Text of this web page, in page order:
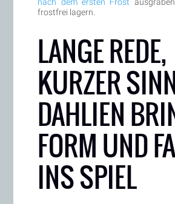
frostfrei lagern.
LANGE REDE,
KURZER
DAHLIEN
FORM UND
INS SPIEL